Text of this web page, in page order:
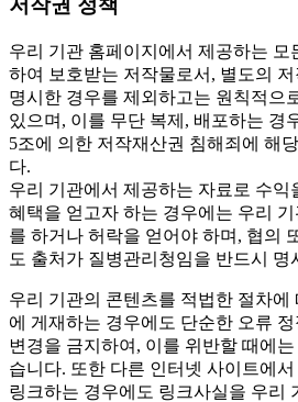
저작권 정책
우리 기관 홈페이지에서 제공하는 모
하여 보호받는 저작물로서, 별도의
명시한 경우를 제외하고는 원칙적으
있으며, 이를 무단 복제, 배포하는 경
5조에 의한 저작재산권 침해죄에 해
다.
우리 기관에서 제공하는 자료로 수익
혜택을 얻고자 하는 경우에는 우리
를 하거나 허락을 얻어야 하며, 협의
도 출처가 질병관리청임을 반드시 명
우리 기관의 콘텐츠를 적법한 절차에
에 게재하는 경우에도 단순한 오류
변경을 금지하여, 이를 위반할 때에
습니다. 또한 다른 인터넷 사이트에
링크하는 경우에도 링크사실을 우리